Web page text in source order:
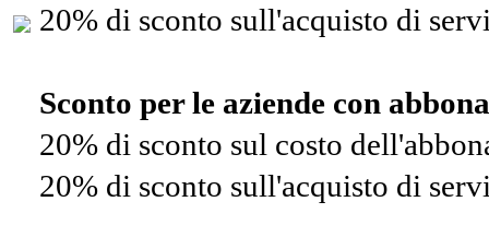
20% di sconto sull'acquisto di
Sconto per le aziende con
20% di sconto sul costo
20% di sconto sull'acquisto di